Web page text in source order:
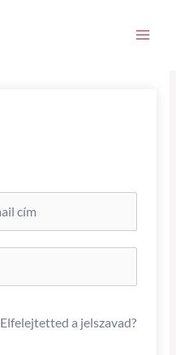
Elfelejtetted a jelszavad?